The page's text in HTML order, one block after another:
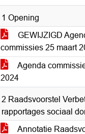
1 Opening
GEWIJZIGD
commissies 25 maart
Agenda
2024
2 Raadsvoorstel
rapportages sociaal
Annotatie